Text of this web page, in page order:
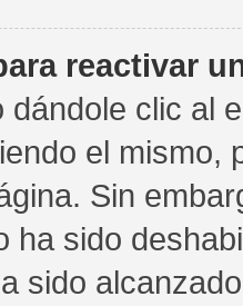
reactivar
dándole clic al
el mismo,
Sin
ha sido
sido